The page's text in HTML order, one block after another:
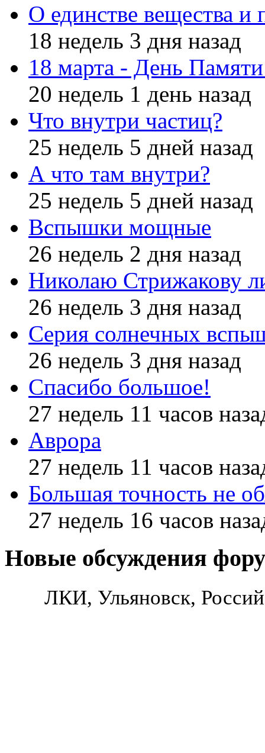
О единстве вещества и
18 недель 3 дня назад
18 марта - День
20 недель 1 день назад
Что внутри частиц?
25 недель 5 дней назад
А что там внутри?
25 недель 5 дней назад
Вспышки мощные
26 недель 2 дня назад
Николаю Стрижакову
26 недель 3 дня назад
Серия солнечных
26 недель 3 дня назад
Спасибо большое!
27 недель 11 часов
Аврора
27 недель 11 часов
Большая точность не
27 недель 16 часов
Новые обсуждения
ЛКИ, Ульяновск,